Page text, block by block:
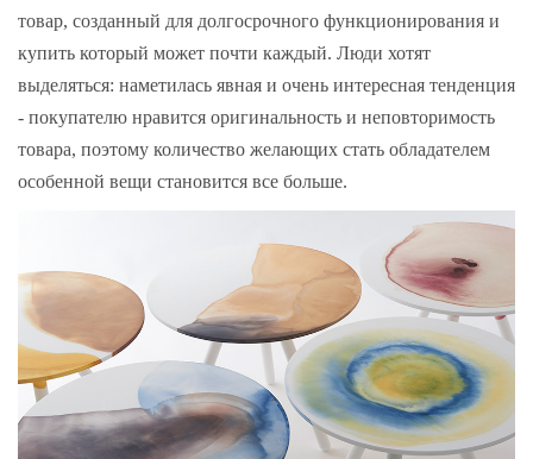
товар, созданный для долгосрочного функционирования и
купить который может почти каждый. Люди хотят
выделяться: наметилась явная и очень интересная тенденция
- покупателю нравится оригинальность и неповторимость
товара, поэтому количество желающих стать обладателем
особенной вещи становится все больше.